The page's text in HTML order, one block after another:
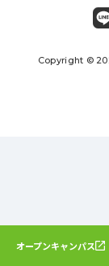
オープンキャンパス
Copyright ©